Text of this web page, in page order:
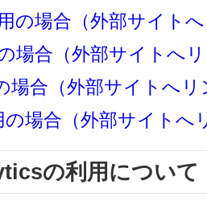
の場合（外部サイト
場合（外部サイトへ
場合（外部サイトへリ
の場合（外部サイトへ
の利用について